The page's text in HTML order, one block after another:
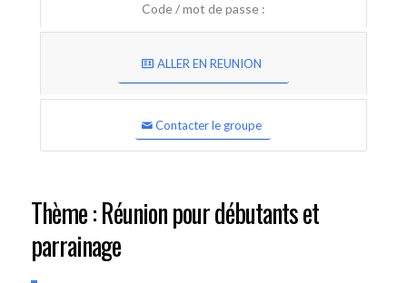
Code / mot de passe :
ALLER EN REUNION
Contacter le groupe
Thème : Réunion pour débutants et
parrainage